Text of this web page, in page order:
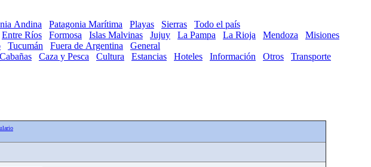
Andina Patagonia Marítima Playas Sierras
Todo el país
Entre Ríos Formosa Islas Malvinas Jujuy La Pampa La Rioja Mendoza
Misiones
Tucumán Fuera de Argentina
General
Cabañas Caza y Pesca Cultura Estancias Hoteles Información Otros
Transporte